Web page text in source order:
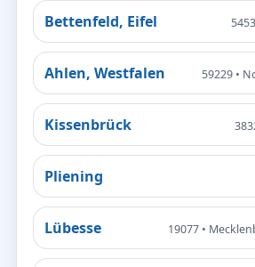
Bettenfeld, Eifel
Ahlen, Westfalen 59229 •
Kissenbrück
Pliening
Lübesse 19077 •